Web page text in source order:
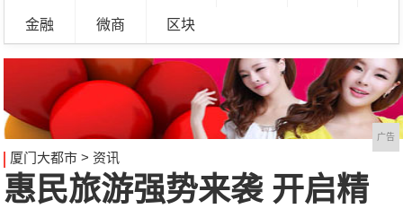
金融 微商 区块
广告
厦门大都市> 资讯
惠民旅游强势来袭 开启精